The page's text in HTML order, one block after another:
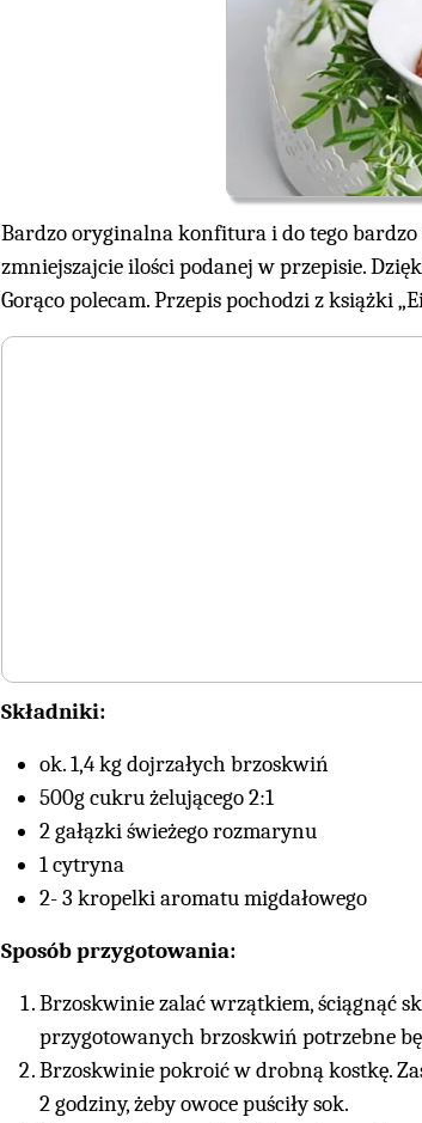
Bardzo oryginalna konfitura i do tego bardzo
zmniejszajcie ilości podanej w przepisie.
Gorąco polecam. Przepis pochodzi z książki
Składniki:
ok. 1,4 kg dojrzałych brzoskwiń
500g cukru żelującego 2:1
2 gałązki świeżego rozmarynu
1 cytryna
2- 3 kropelki aromatu migdałowego
Sposób przygotowania:
Brzoskwinie zalać wrzątkiem, ściągnąć
przygotowanych brzoskwiń potrzebne
Brzoskwinie pokroić w drobną kostkę.
2 godziny, żeby owoce puściły sok.